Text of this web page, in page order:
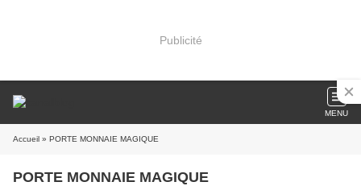
Publicité
MENU
Accueil » PORTE MONNAIE MAGIQUE
PORTE MONNAIE MAGIQUE